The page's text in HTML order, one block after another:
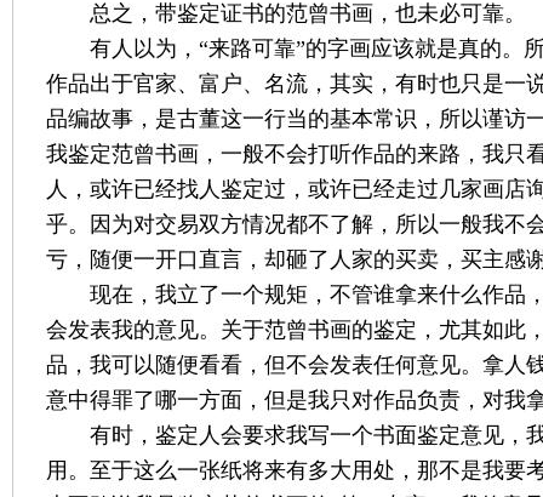
总之，带鉴定证书的范曾书画，也未必可靠。
有人以为，“来路可靠”的字画应该就是真的。
作品出于官家、富户、名流，其实，有时也只是一
品编故事，是古董这一行当的基本常识，所以谨访
我鉴定范曾书画，一般不会打听作品的来路，我只
人，或许已经找人鉴定过，或许已经走过几家画店
乎。因为对交易双方情况都不了解，所以一般我不
亏，随便一开口直言，却砸了人家的买卖，买主感
现在，我立了一个规矩，不管谁拿来什么作品
会发表我的意见。关于范曾书画的鉴定，尤其如此
品，我可以随便看看，但不会发表任何意见。拿人
意中得罪了哪一方面，但是我只对作品负责，对我
有时，鉴定人会要求我写一个书面鉴定意见，
用。至于这么一张纸将来有多大用处，那不是我要